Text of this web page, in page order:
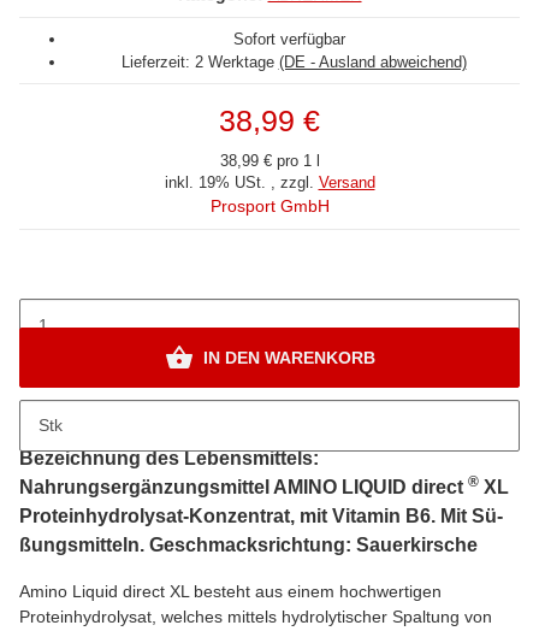
Sofort verfügbar
Lieferzeit: 2 Werktage (DE - Ausland abweichend)
38,99 €
38,99 € pro 1 l
inkl. 19% USt. , zzgl. Versand
Prosport GmbH
Stk
IN DEN WARENKORB
Beschreibung
Bezeichnung des Lebensmittels:
Nahrungsergänzungsmittel AMINO LIQUID di­rect ® XL
Proteinhy­dro­ly­sa­t-Konzentrat, mit Vitamin B6. Mit Sü­
ßungs­mit­teln. Geschmacksrichtung: Sauerkirsche
Amino Liquid direct XL besteht aus einem hochwertigen
Proteinhydrolysat, welches mittels hydrolytischer Spaltung von